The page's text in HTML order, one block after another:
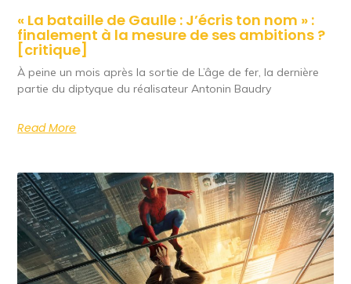
« La bataille de Gaulle : J’écris ton nom » :
finalement à la mesure de ses ambitions ?
[critique]
À peine un mois après la sortie de L’âge de fer, la dernière
partie du diptyque du réalisateur Antonin Baudry
Read More